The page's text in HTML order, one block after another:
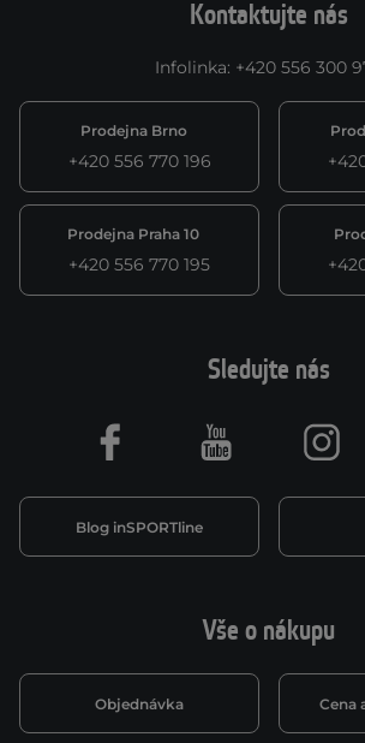
Kontaktujte nás
Infolinka: +420 556 300
Prodejna Brno
+420 556 770 196
Prodejna Praha 10
+420 556 770 195
Vše o nákupu
Objednávka Cena
Sledujte nás
Blog inSPORTline
Facebook Youtube